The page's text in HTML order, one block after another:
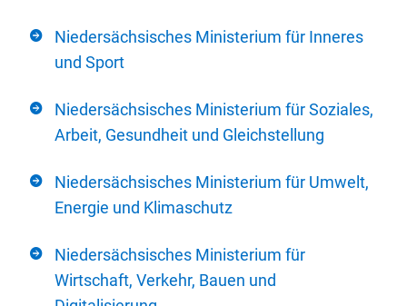
Niedersächsisches Ministerium für Inneres
und Sport
Niedersächsisches Ministerium für Soziales,
Arbeit, Gesundheit und Gleichstellung
Niedersächsisches Ministerium für Umwelt,
Energie und Klimaschutz
Niedersächsisches Ministerium für
Wirtschaft, Verkehr, Bauen und